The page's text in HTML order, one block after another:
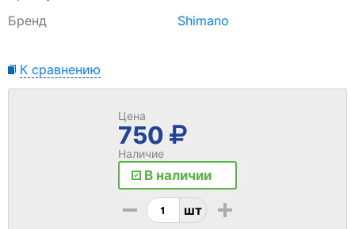
Бренд
Shimano
К сравнению
Цена
750
Наличие
В наличии
- шт +